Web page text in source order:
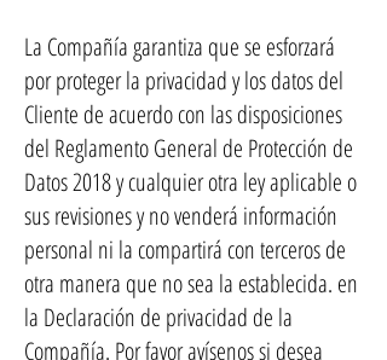
La Compañía garantiza que se esforzará
por proteger la privacidad y los datos del
Cliente de acuerdo con las disposiciones
del Reglamento General de Protección de
Datos 2018 y cualquier otra ley aplicable o
sus revisiones y no venderá información
personal ni la compartirá con terceros de
otra manera que no sea la establecida. en
la Declaración de privacidad de la
Compañía. Por favor avísenos si desea